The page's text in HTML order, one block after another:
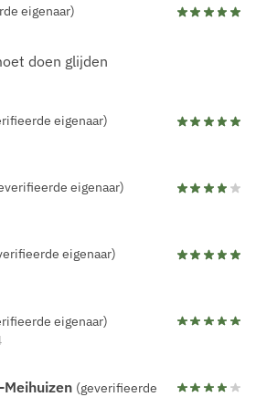
eigenaar)
doen glijden
eigenaar)
eigenaar)
eigenaar)
eigenaar)
(geverifieerde